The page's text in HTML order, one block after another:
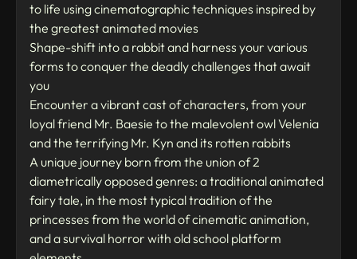
to life using cinematographic techniques inspired by
the greatest animated movies
Shape-shift into a rabbit and harness your various
forms to conquer the deadly challenges that await
you
Encounter a vibrant cast of characters, from your
loyal friend Mr. Baesie to the malevolent owl Velenia
and the terrifying Mr. Kyn and its rotten rabbits
A unique journey born from the union of 2
diametrically opposed genres: a traditional animated
fairy tale, in the most typical tradition of the
princesses from the world of cinematic animation,
and a survival horror with old school platform